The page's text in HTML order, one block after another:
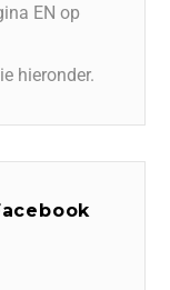
EN op
hieronder.